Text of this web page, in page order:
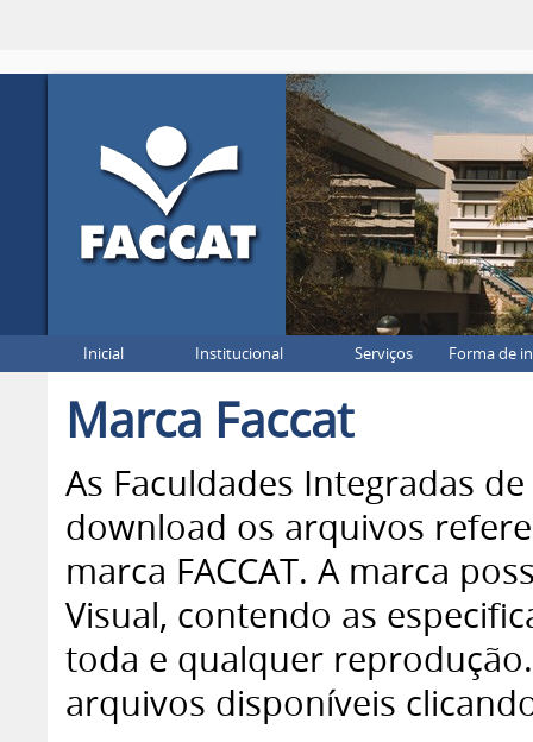
Inicial Institucional Serviços Forma de
Marca Faccat
As Faculdades Integradas
download os arquivos
marca FACCAT. A marca
Visual, contendo as
toda e qualquer
arquivos disponíveis